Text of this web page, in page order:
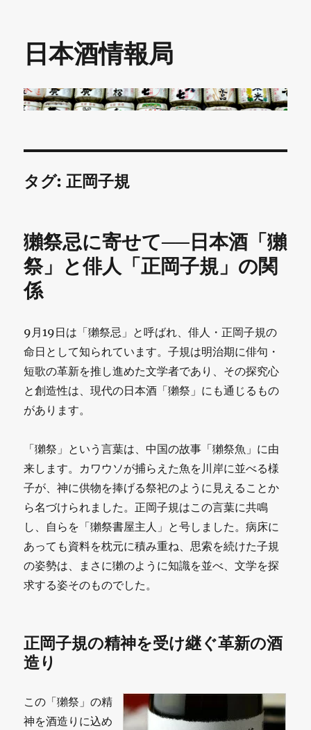
日本酒情報局
タグ: 正岡子規
獺祭忌に寄せて──日本酒「獺
祭」と俳人「正岡子規」の関
係
9月19日は「獺祭忌」と呼ばれ、俳人・正岡子規の
命日として知られています。子規は明治期に俳句・
短歌の革新を推し進めた文学者であり、その探究心
と創造性は、現代の日本酒「獺祭」にも通じるもの
があります。
「獺祭」という言葉は、中国の故事「獺祭魚」に由
来します。カワウソが捕らえた魚を川岸に並べる様
子が、神に供物を捧げる祭祀のように見えることか
ら名づけられました。正岡子規はこの言葉に共鳴
し、自らを「獺祭書屋主人」と号しました。病床に
あっても資料を枕元に積み重ね、思索を続けた子規
の姿勢は、まさに獺のように知識を並べ、文学を探
求する姿そのものでした。
正岡子規の精神を受け継ぐ革新の酒
造り
この「獺祭」の精
神を酒造りに込め